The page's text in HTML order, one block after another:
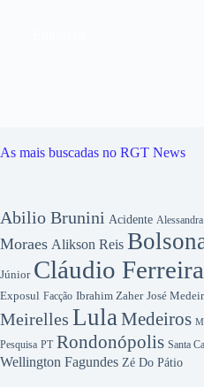
As mais buscadas no RGT News
Abilio Brunini Acidente
Moraes Alikson Reis
Júnior Cláudio Ferreira
Exposul Facção Ibrahim Zaher José
Meirelles LulaMedeiros
Pesquisa PT Rondonópolis Santa
Wellington Fagundes Zé Do Pátio